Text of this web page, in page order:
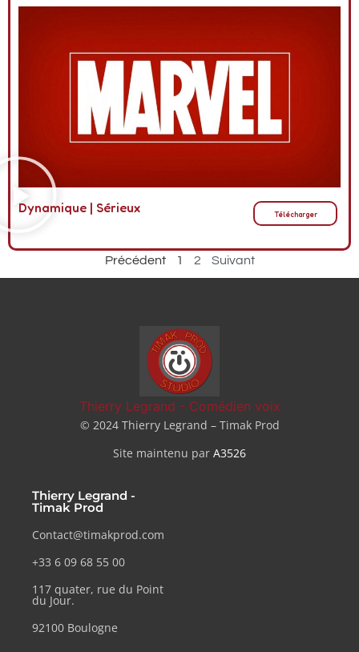
Dynamique | Sérieux Télécharger
Précédent 1 2 Suivant
Thierry Legrand - Comédien voix
© 2024 Thierry Legrand – Timak Prod
Site maintenu par A3526
Thierry Legrand -
Timak Prod
Contact@timakprod.com
+33 6 09 68 55 00
117 quater, rue du Point
du Jour.
92100 Boulogne